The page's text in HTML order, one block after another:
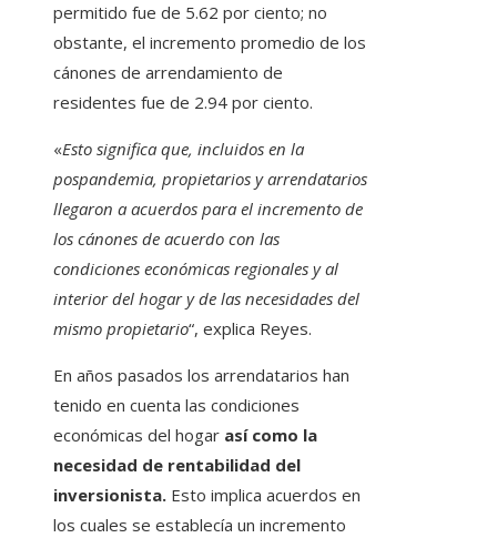
permitido fue de 5.62 por ciento; no
obstante, el incremento promedio de los
cánones de arrendamiento de
residentes fue de 2.94 por ciento.
«Esto significa que, incluidos en la
pospandemia, propietarios y arrendatarios
llegaron a acuerdos para el incremento de
los cánones de acuerdo con las
condiciones económicas regionales y al
interior del hogar y de las necesidades del
mismo propietario“, explica Reyes.
En años pasados ​​los arrendatarios han
tenido en cuenta las condiciones
económicas del hogar así como la
necesidad de rentabilidad del
inversionista. Esto implica acuerdos en
los cuales se establecía un incremento